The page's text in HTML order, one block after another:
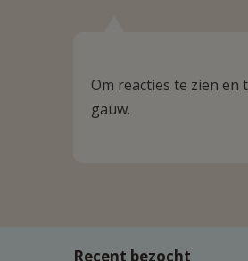
Om reacties te zien
gauw.
Recent bezocht